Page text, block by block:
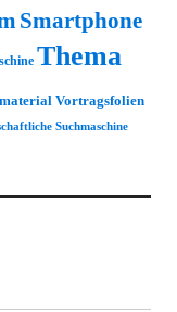
Smartphone
Thema
Vortragsfolien
Suchmaschine